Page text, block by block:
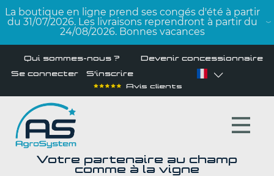
La boutique en ligne prend ses congés d'été à partir
du 31/07/2026. Les livraisons reprendront à partir du
24/08/2026. Bonnes vacances
Qui sommes-nous ? Devenir concessionnaire
Se connecter
S'inscrire
Avis clients
Votre partenaire au champ
comme à la vigne